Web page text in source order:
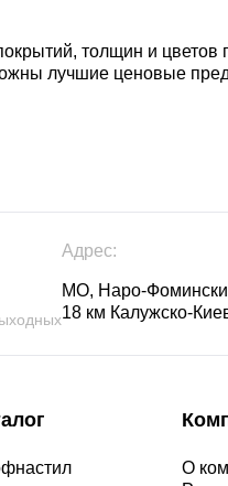
толщин и
лучшие ценовые
Адрес:
МО, Наро-
18 км Калужско-
О